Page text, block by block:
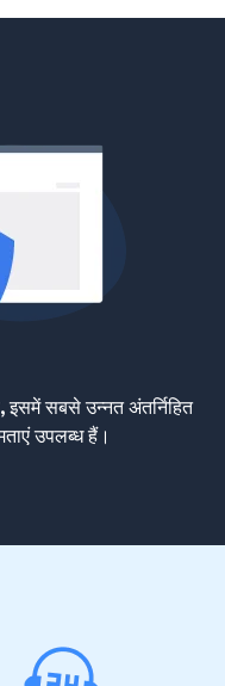
इसमें सबसे उन्नत अंतर्निहित
उपलब्ध हैं।